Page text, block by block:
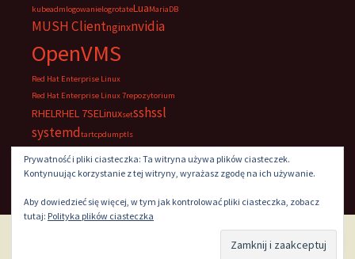
kubeadmlogowanielogrotateLuaMariaDB
MUSH Clientnginxnvidia
OpenVMS
Red Hat Enterprise Linux
Red Hat Enterprise Linux 7repozytorium
RHELRHEL 7SELinuxsetsshssl
systemdtartcpdumptls
UltraVNCVNCwindows
Prywatność i pliki ciasteczka: Ta witryna używa plików ciasteczek.
Kontynuując korzystanie z tej witryny, wyrażasz zgodę na ich używanie.
Aby dowiedzieć się więcej, w tym jak kontrolować pliki ciasteczka, zobacz
tutaj: Polityka plików ciasteczka